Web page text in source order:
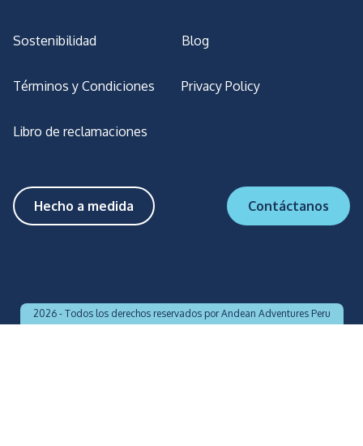
Sostenibilidad Blog
Términos y Condiciones Privacy Policy
Libro de reclamaciones
Hecho a medida Contáctanos
2026 - Todos los derechos reservados por Andean Adventures Peru